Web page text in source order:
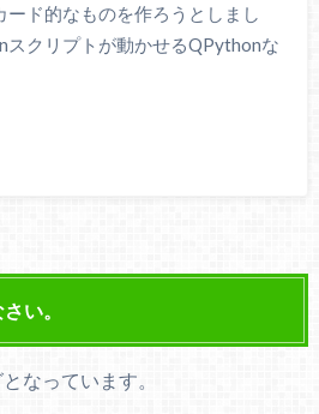
ード的なものを作ろうとしまし
スクリプトが動かせるQPythonな
い。
なっています。